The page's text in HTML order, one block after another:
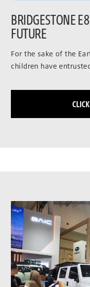
BRIDGESTONE
FUTURE
For the sake of the
children have